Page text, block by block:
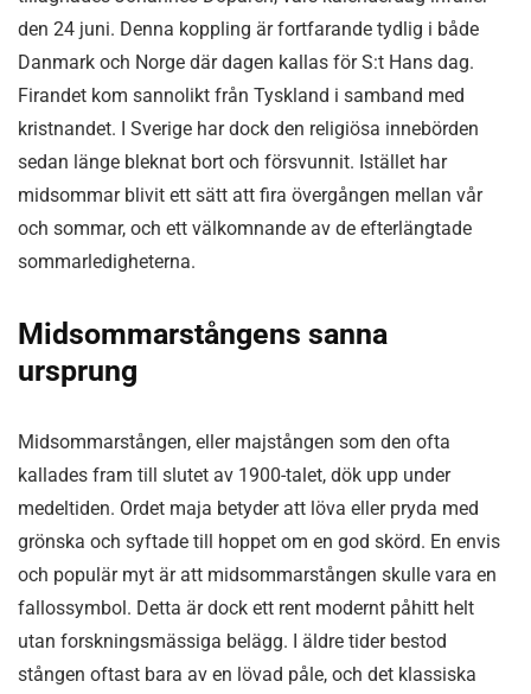
den 24 juni. Denna koppling är fortfarande tydlig i både
Danmark och Norge där dagen kallas för S:t Hans dag.
Firandet kom sannolikt från Tyskland i samband med
kristnandet. I Sverige har dock den religiösa innebörden
sedan länge bleknat bort och försvunnit. Istället har
midsommar blivit ett sätt att fira övergången mellan vår
och sommar, och ett välkomnande av de efterlängtade
sommarledigheterna.
Midsommarstångens sanna
ursprung
Midsommarstången, eller majstången som den ofta
kallades fram till slutet av 1900-talet, dök upp under
medeltiden. Ordet maja betyder att löva eller pryda med
grönska och syftade till hoppet om en god skörd. En envis
och populär myt är att midsommarstången skulle vara en
fallossymbol. Detta är dock ett rent modernt påhitt helt
utan forskningsmässiga belägg. I äldre tider bestod
stången oftast bara av en lövad påle, och det klassiska